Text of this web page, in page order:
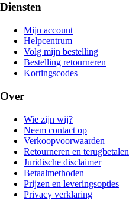
Diensten
Mijn account
Helpcentrum
Volg mijn bestelling
Bestelling retourneren
Kortingscodes
Over
Wie zijn wij?
Neem contact op
Verkoopvoorwaarden
Retourneren en terugbetalen
Juridische disclaimer
Betaalmethoden
Prijzen en leveringsopties
Privacy verklaring